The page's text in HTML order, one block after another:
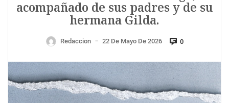
acompañado de sus padres y de su
hermana Gilda.
Redaccion — 22 De Mayo De 2026 0